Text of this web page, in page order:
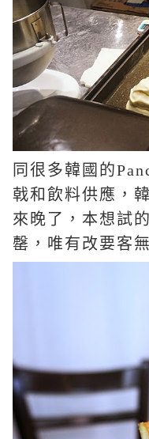
同很多韓國的
戟和飲料供應，
來晚了，本想試
罄，唯有改要客